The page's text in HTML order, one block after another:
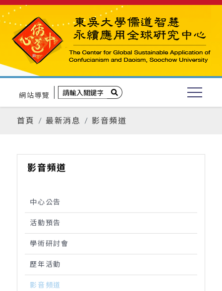
網站導覽
首頁 最新消息 影音頻道
影音頻道
中心公告
活動預告
學術研討會
歷年活動
影音頻道